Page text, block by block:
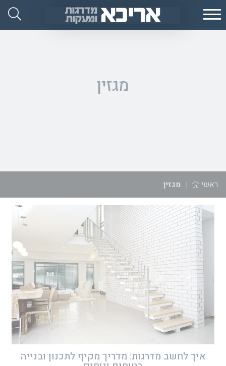
Skip
to
content
אריכא
מגזין
ראשי | מגזין
איך לחשב מדרגות: מדריך מקיף לתכנון ובנייה